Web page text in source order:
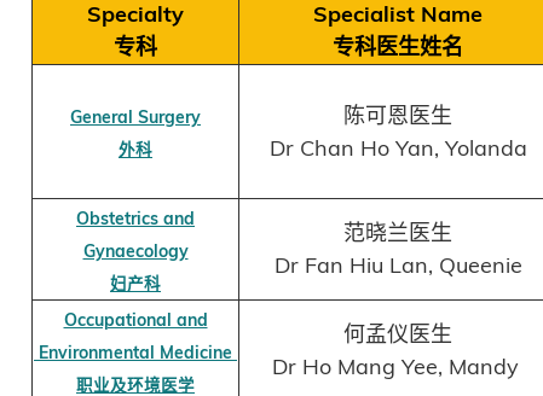
Specialty
专科
Specialist Name
专科医生姓名
General Surgery
外科
陈可恩医生
Dr Chan Ho Yan, Yolanda
Obstetrics and
Gynaecology
妇产科
范晓兰医生
Dr Fan Hiu Lan, Queenie
Occupational and
Environmental Medicine
职业及环境医学
何孟仪医生
Dr Ho Mang Yee, Mandy